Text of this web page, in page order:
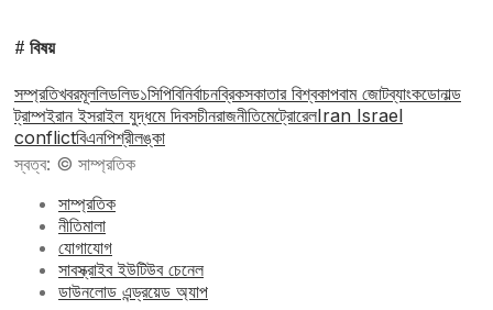
# বিষয়
সম্প্রতিখবরমূললিডলিড১সিপিবিনির্বাচনব্রিকসকাতার বিশ্বকাপবাম জোটব্যাংকডোনাল্ড
ট্রাম্পইরান ইসরাইল যুদ্ধমে দিবসচীনরাজনীতিমেট্রোরেলIran Israel
conflictবিএনপিশ্রীলঙ্কা
স্বত্ব: © সাম্প্রতিক
সাম্প্রতিক
নীতিমালা
যোগাযোগ
সাবস্ক্রাইব ইউটিউব চেনেল
ডাউনলোড এন্ড্রয়েড অ্যাপ